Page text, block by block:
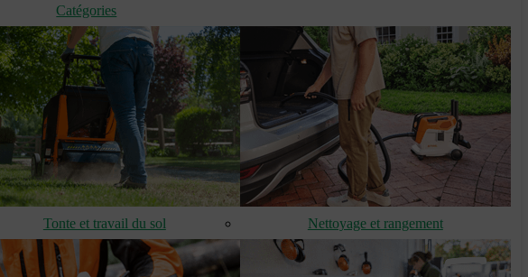
Catégories
Tonte et travail du sol Nettoyage et rangement